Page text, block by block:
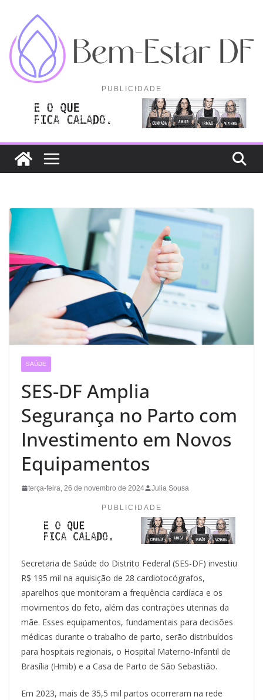
conteúdo
PUBLICIDADE
SAÚDE
SES-DF Amplia
Segurança no Parto com
Investimento em Novos
Equipamentos
terça-feira, 26 de novembro de 2024 Julia Sousa
PUBLICIDADE
Secretaria de Saúde do Distrito Federal (SES-DF) investiu
R$ 195 mil na aquisição de 28 cardiotocógrafos,
aparelhos que monitoram a frequência cardíaca e os
movimentos do feto, além das contrações uterinas da
mãe. Esses equipamentos, fundamentais para decisões
médicas durante o trabalho de parto, serão distribuídos
para hospitais regionais, o Hospital Materno-Infantil de
Brasília (Hmib) e a Casa de Parto de São Sebastião.
Em 2023, mais de 35,5 mil partos ocorreram na rede